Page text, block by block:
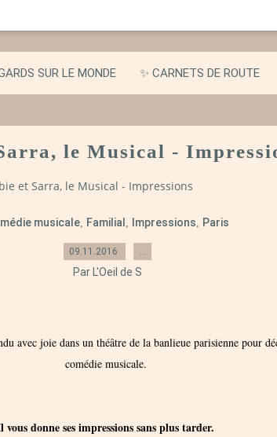
SUR LE MONDE ✨ CARNETS DE ROUTE
le Musical -
et Sarra, le Musical - Impressions
musicale Familial Impressions Paris
09.11.2016
Par L'Oeil de S
avec joie dans un théâtre de la banlieue parisienne pour
comédie musicale.
vous donne ses impressions sans plus tarder.